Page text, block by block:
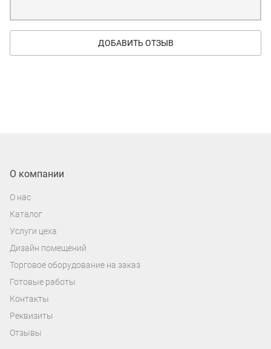
ДОБАВИТЬ ОТЗЫВ
О компании
О нас
Каталог
Услуги цеха
Дизайн помещений
Торговое оборудование на заказ
Готовые работы
Контакты
Реквизиты
Отзывы